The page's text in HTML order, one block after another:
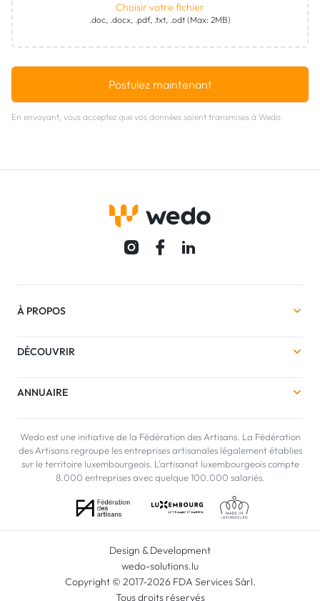
Choisir votre fichier
.doc, .docx, .pdf, .txt, .odt (Max: 2MB)
Postulez maintenant
En envoyant, vous acceptez que vos données soient transmises à Wedo.
À PROPOS
DÉCOUVRIR
ANNUAIRE
Wedo est une initiative de la Fédération des Artisans. La Fédération
des Artisans regroupe les entreprises artisanales légalement établies
sur le territoire luxembourgeois. L'artisanat luxembourgeois compte
8.000 entreprises avec quelque 100.000 salariés.
Design & Development
wedo-solutions.lu
Copyright © 2017-2026 FDA Services Sàrl.
Tous droits réservés